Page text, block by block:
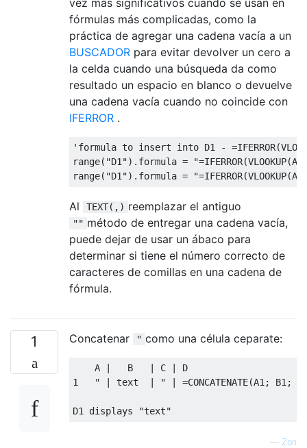
fórmulas más complicadas, como la
práctica de agregar una cadena vacía a un
BUSCADOR para evitar devolver un cero a
la celda cuando una búsqueda da como
resultado un espacio en blanco o devuelve
una cadena vacía cuando no coincide con
IFERROR .
'formula to insert into D1 -
range("D1").formula =
Al TEXT(,) reemplazar el antiguo
"" método de entregar una cadena vacía,
puede dejar de usar un ábaco para
determinar si tiene el número correcto de
caracteres de comillas en una cadena de
fórmula.
1 Concatenar " como una célula ceparate:
    A |   B   | C | D
1   " | text  | " | =CONCATENATE(A1; B1;
— Zon